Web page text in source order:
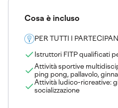
Cosa è incluso
PER TUTTI I
Istruttori FITP qualificati
Attività sportive
ping pong, pallavolo,
Attività ludico-ricreative:
socializzazione